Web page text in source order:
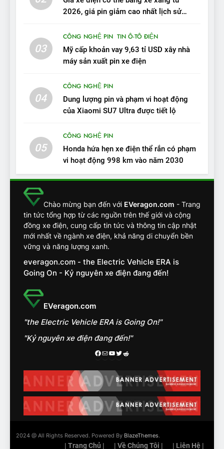
hẳn xe xăng”
ĐÁNH GIÁ XE
11
Người dùng nhận xét về
VinFast VF7: Độ hoàn thiện
đồng
ĐÁNH GIÁ XE
12
tính, ‘tốt gỗ tốt cả nước sơn’
ĐÁNH GIÁ XE
13
đối về an toàn trên VinFast
VF8
ĐÁNH GIÁ XE
14
VinFast VF7 đang bỏ xa
nhóm SUV hạng C chạy xăng
như thế nào?
ĐÁNH GIÁ XE
15
Chủ xe điện kể chuyện về
‘cảnh vệ’ ADAS, ‘trợ lý’ ViVi
trên ngàn dặm đường
CÔNG NGHỆ AI, TỰ LÁI, ADAS,
ROBOTAXI
ĐÁNH GIÁ XE
16
Chọn VinFast VF8 hay Santa
Fe, Fortuner ?
ĐÁNH GIÁ XE
17
2026, giá pin giảm cao nhất lịch sử
03
CÔNG NGHỆ PIN TIN Ô-TÔ ĐIỆN
Mỹ cấp khoản vay 9,63 tỉ USD xây nhà
máy sản xuất pin xe điện
04
CÔNG NGHỆ PIN
Dung lượng pin và phạm vi hoạt động
của Xiaomi SU7 Ultra được tiết lộ
05
CÔNG NGHỆ PIN
Honda hứa hẹn xe điện thể rắn có phạm
vi hoạt động 998 km vào năm 2030
Chào mừng bạn đến với EVeragon.com - Trang
tin tức tổng hợp từ các nguồn trên thế giới và cộng
đồng xe điện, cung cấp tin tức và thông tin cập nhật
mới nhất về ngành xe điện, khả năng di chuyển bền
vững và năng lượng xanh.
everagon.com - the Electric Vehicle ERA is
Going On - Kỷ nguyên xe điện đang đến!
EVeragon.com
"the Electric Vehicle ERA is Going On!"
"Kỷ nguyên xe điện đang đến!"
Facebook
MailYoutube
Twitter
2024 @ All Rights Reserved. Powered By BlazeThemes.
| Trang Chủ | | Về Chúng Tôi | | Liên Hệ |